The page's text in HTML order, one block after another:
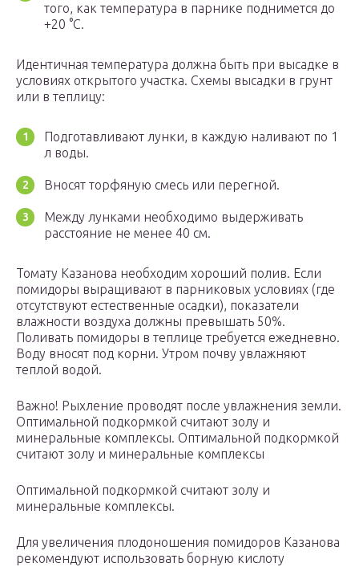
того, как температура в парнике поднимется до
+20 °C.
Идентичная температура должна быть при высадке в
условиях открытого участка. Схемы высадки в грунт
или в теплицу:
Подготавливают лунки, в каждую наливают по 1
л воды.
Вносят торфяную смесь или перегной.
Между лунками необходимо выдерживать
расстояние не менее 40 см.
Томату Казанова необходим хороший полив. Если
помидоры выращивают в парниковых условиях (где
отсутствуют естественные осадки), показатели
влажности воздуха должны превышать 50%.
Поливать помидоры в теплице требуется ежедневно.
Воду вносят под корни. Утром почву увлажняют
теплой водой.
Важно! Рыхление проводят после увлажнения земли.
Оптимальной подкормкой считают золу и
минеральные комплексы. Оптимальной подкормкой
считают золу и минеральные комплексы
Оптимальной подкормкой считают золу и
минеральные комплексы.
Для увеличения плодоношения помидоров Казанова
рекомендуют использовать борную кислоту